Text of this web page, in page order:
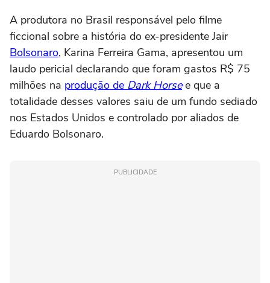
A produtora no Brasil responsável pelo filme
ficcional sobre a história do ex-presidente Jair
Bolsonaro, Karina Ferreira Gama, apresentou um
laudo pericial declarando que foram gastos R$ 75
milhões na produção de Dark Horsee que a
totalidade desses valores saiu de um fundo sediado
nos Estados Unidos e controlado por aliados de
Eduardo Bolsonaro.
PUBLICIDADE